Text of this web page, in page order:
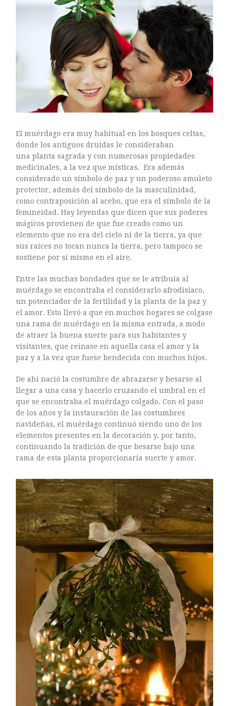
ramos de novia
agosto 2018
julio 2018
junio 2017
noviembre 2016
octubre 2016
septiembre 2016
agosto 2016
julio 2016
junio 2016
mayo 2016
marzo 2016
febrero 2016
enero 2016
diciembre 2015
noviembre 2015
octubre 2015
agosto 2015
julio 2015
junio 2015
mayo 2015
julio 2014
abril 2014
ASTILBE, EL SUEÑO DE UNA NOVIA
Astilbe, las flores que sueñan
MANOS QUE CREAN: ROSA VALLS EN FLORIPLANT
BROMELIAS, BIENVENIDAS A CASA
RANUNCULOS, FRANCESILLAS …
El muérdago era muy habitual en los bosques celtas,
donde los antiguos druidas le consideraban
una planta sagrada y con numerosas propiedades
medicinales, a la vez que místicas. Era además
considerado un símbolo de paz y un poderoso amuleto
protector, además del símbolo de la masculinidad,
como contraposición al acebo, que era el símbolo de la
femineidad. Hay leyendas que dicen que sus poderes
mágicos provienen de que fue creado como un
elemento que no era del cielo ni de la tierra, ya que
sus raíces no tocan nunca la tierra, pero tampoco se
sostiene por sí mismo en el aire.
Entre las muchas bondades que se le atribuía al
muérdago se encontraba el considerarlo afrodisiaco,
un potenciador de la fertilidad y la planta de la paz y
el amor. Esto llevó a que en muchos hogares se colgase
una rama de muérdago en la misma entrada, a modo
de atraer la buena suerte para sus habitantes y
visitantes, que reinase en aquella casa el amor y la
paz y a la vez que fuese bendecida con muchos hijos.
De ahí nació la costumbre de abrazarse y besarse al
llegar a una casa y hacerlo cruzando el umbral en el
que se encontraba el muérdago colgado. Con el paso
de los años y la instauración de las costumbres
navideñas, el muérdago continuó siendo uno de los
elementos presentes en la decoración y, por tanto,
continuando la tradición de que besarse bajo una
rama de esta planta proporcionaría suerte y amor.